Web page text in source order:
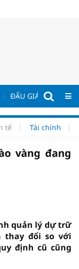
ĐẤU GIÁ - ĐẤU
tế Tài chính
vàng đang
quản lý dự trữ
thay đổi so với
định cũ cũng